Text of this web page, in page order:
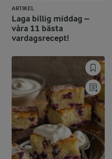
ARTIKEL
Laga billig middag –
våra 11 bästa
vardagsrecept!